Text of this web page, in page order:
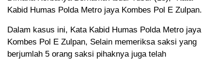
Kabid Humas Polda Metro jaya Kombes Pol E Zulpan.
Dalam kasus ini, Kata Kabid Humas Polda Metro jaya
Kombes Pol E Zulpan, Selain memeriksa saksi yang
berjumlah 5 orang saksi pihaknya juga telah